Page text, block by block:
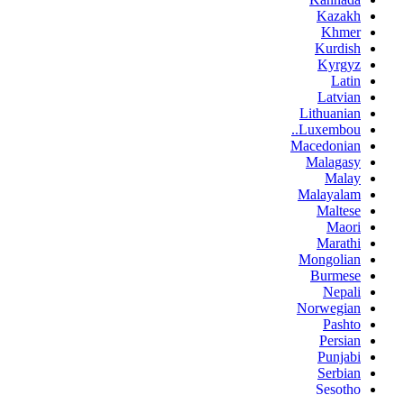
Kazakh
Khmer
Kurdish
Kyrgyz
Latin
Latvian
Lithuanian
Luxembou..
Macedonian
Malagasy
Malay
Malayalam
Maltese
Maori
Marathi
Mongolian
Burmese
Nepali
Norwegian
Pashto
Persian
Punjabi
Serbian
Sesotho